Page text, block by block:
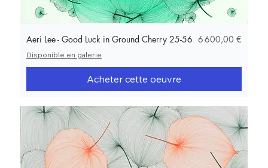
Aeri Lee - Good Luck in Ground Cherry 25-56 Prix
6 600,00 €
Disponible en galerie
Acheter cette oeuvre